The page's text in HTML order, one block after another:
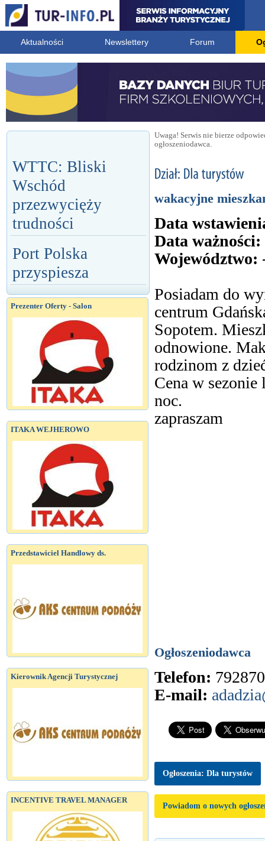
Aktualności Newslettery Forum
WTTC: Bliski
Wschód
przezwycięży
trudności
Port Polska
przyspiesza
Prezenter Oferty - Salon
ITAKA WEJHEROWO
Przedstawiciel Handlowy ds.
Kierownik Agencji Turystycznej
INCENTIVE TRAVEL MANAGER
Uwaga! Serwis nie bierze
ogłoszeniodawca.
wakacyjne
Data
Data ważności:
Województwo:
Posiadam do
centrum
Sopotem.
odnowione.
rodzinom z
Cena w sezonie
noc.
zapraszam
Ogłoszeniodawca
Telefon:
E-mail:
Ogłoszenia: Dla turystów
Powiadom o nowych